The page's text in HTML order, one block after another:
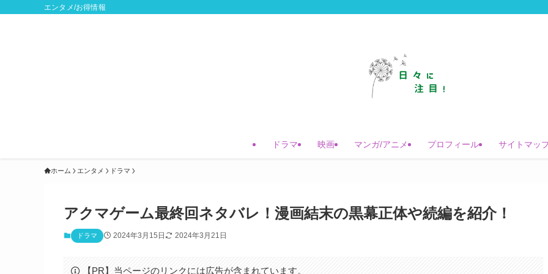
エンタメ/お得情報
ドラマ 映画 マンガ/アニメ プロフィール サイトマッ
ホーム エンタメ ドラマ
アクマゲーム最終回ネタバレ！漫画結末の黒幕正体や続編を紹介！
ドラマ 2024年3月15日 2024年3月21日
【PR】当ページのリンクには広告が含まれています。